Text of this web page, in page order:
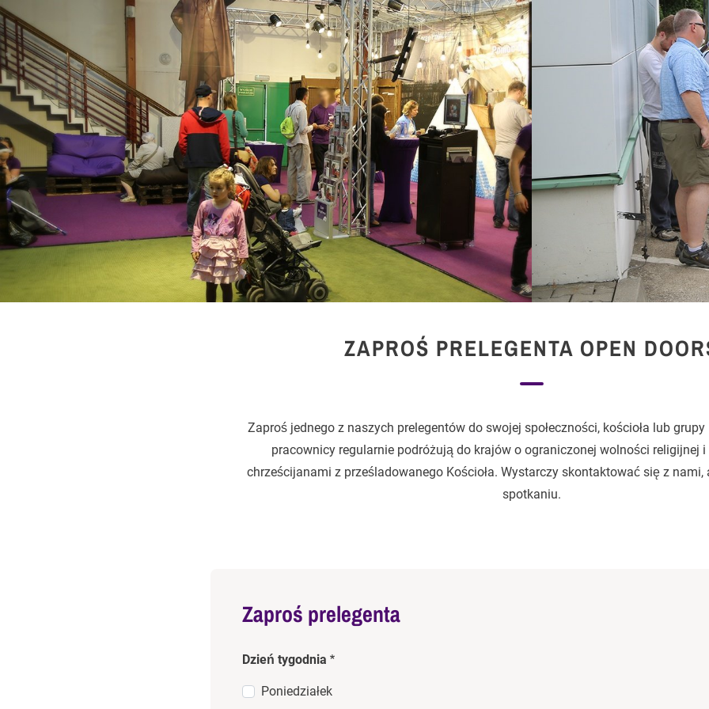
ZAPROŚ PRELEGENTA OPEN
Zaproś jednego z naszych prelegentów do swojej społeczności, kościoła lub grupy
pracownicy regularnie podróżują do krajów o ograniczonej wolności religijnej
chrześcijanami z prześladowanego Kościoła. Wystarczy skontaktować się z
spotkaniu.
Zaproś prelegenta
Dzień tygodnia
Poniedziałek